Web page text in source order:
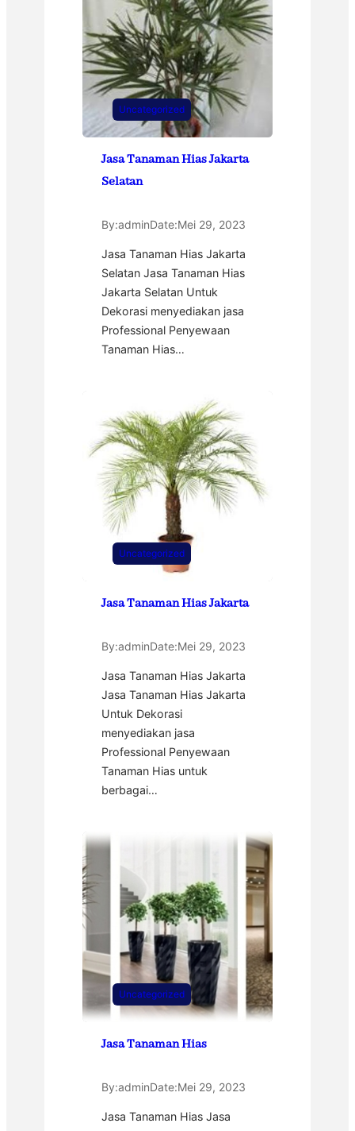
Uncategorized
Jasa Tanaman Hias Jakarta
Selatan
By:adminDate:Mei 29, 2023
Jasa Tanaman Hias Jakarta
Selatan Jasa Tanaman Hias
Jakarta Selatan Untuk
Dekorasi menyediakan jasa
Professional Penyewaan
Tanaman Hias…
Uncategorized
Jasa Tanaman Hias Jakarta
By:adminDate:Mei 29, 2023
Jasa Tanaman Hias Jakarta
Jasa Tanaman Hias Jakarta
Untuk Dekorasi
menyediakan jasa
Professional Penyewaan
Tanaman Hias untuk
berbagai…
Uncategorized
Jasa Tanaman Hias
By:adminDate:Mei 29, 2023
Jasa Tanaman Hias Jasa